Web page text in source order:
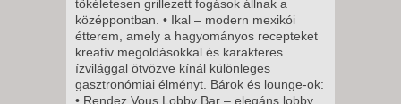
8 NAP / 7 ÉJSZAKA
2027. MÁRCIUS 04.,
CSÜTÖRTÖK -
5 NAP / 4 ÉJSZAKA
tökéletesen grillezett fogások állnak a
középpontban. • Ikal – modern mexikói
étterem, amely a hagyományos recepteket
kreatív megoldásokkal és karakteres
ízvilággal ötvözve kínál különleges
gasztronómiai élményt. Bárok és lounge-ok:
• Rendez Vous Lobby Bar – elegáns lobby